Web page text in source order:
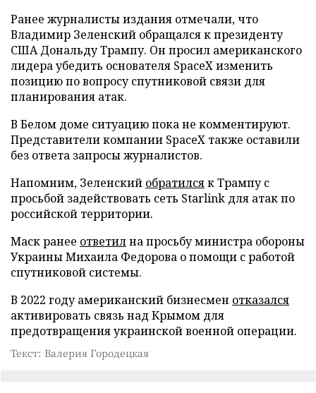
Ранее журналисты издания отмечали, что
Владимир Зеленский обращался к президенту
США Дональду Трампу. Он просил американского
лидера убедить основателя SpaceX изменить
позицию по вопросу спутниковой связи для
планирования атак.
В Белом доме ситуацию пока не комментируют.
Представители компании SpaceX также оставили
без ответа запросы журналистов.
Напомним, Зеленский обратилсяк Трампу с
просьбой задействовать сеть Starlink для атак по
российской территории.
Маск ранее ответилна просьбу министра обороны
Украины Михаила Федорова о помощи с работой
спутниковой системы.
В 2022 году американский бизнесмен отказался
активировать связь над Крымом для
предотвращения украинской военной операции.
Текст: Валерия Городецкая